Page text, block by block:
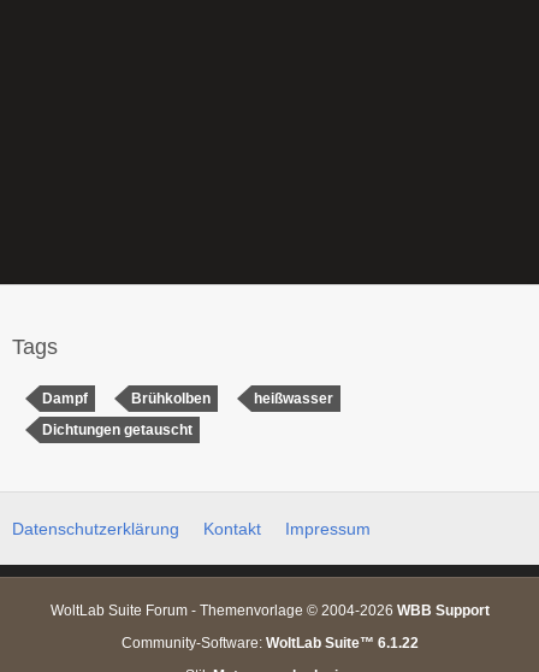
Tags
Dampf Brühkolben
heißwasser
Dichtungen getauscht
Datenschutzerklärung Kontakt Impressum
WoltLab Suite Forum - Themenvorlage © 2004-2026 WBB Support
Community-Software: WoltLab Suite™ 6.1.22